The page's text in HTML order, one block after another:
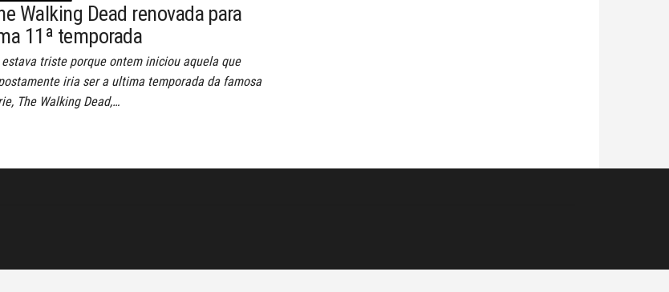
Walking Dead renovada para
11ª temporada
estava triste porque ontem iniciou aquela que
iria ser a ultima temporada da famosa
The Walking Dead,…